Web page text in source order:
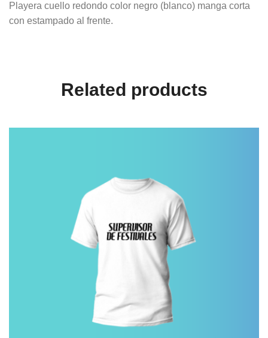
Playera cuello redondo color negro (blanco) manga corta
con estampado al frente.
Related products